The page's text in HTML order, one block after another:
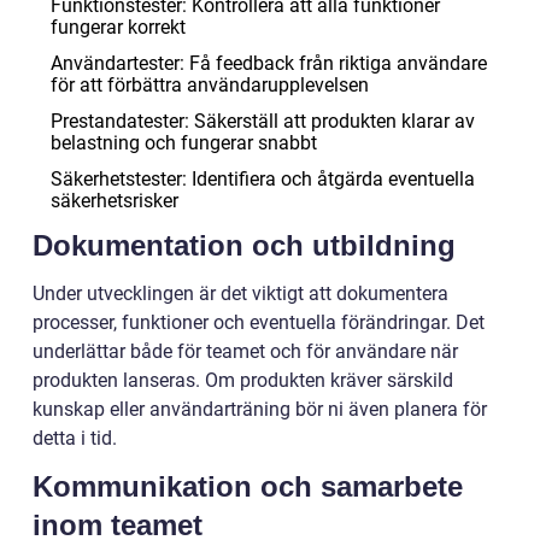
Funktionstester: Kontrollera att alla funktioner
fungerar korrekt
Användartester: Få feedback från riktiga användare
för att förbättra användarupplevelsen
Prestandatester: Säkerställ att produkten klarar av
belastning och fungerar snabbt
Säkerhetstester: Identifiera och åtgärda eventuella
säkerhetsrisker
Dokumentation och utbildning
Under utvecklingen är det viktigt att dokumentera
processer, funktioner och eventuella förändringar. Det
underlättar både för teamet och för användare när
produkten lanseras. Om produkten kräver särskild
kunskap eller användarträning bör ni även planera för
detta i tid.
Kommunikation och samarbete
inom teamet